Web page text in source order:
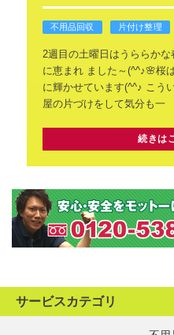
不用品回収 片付け整理
2週目の土曜日はうららかな
に恵まれました～(^^♪🌸桜
に輝かせています(^^♪ こう
屋の片づけをして気分も一
続きは
サービスカテゴリ